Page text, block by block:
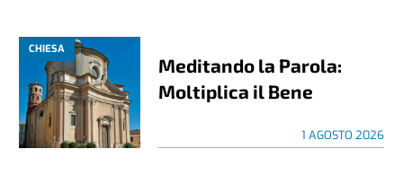
CHIESA
Meditando la Parola:
Moltiplica il Bene
1 AGOSTO 2026